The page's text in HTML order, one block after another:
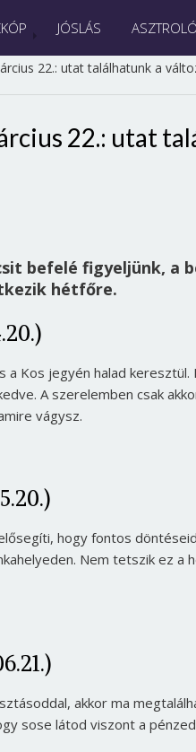
JÓSLÁS
22.: utat találhatunk a
22.: utat
befelé figyeljünk, a
hétfőre.
a Kos jegyén halad
A szerelemben csak
vágysz.
hogy fontos
Nem tetszik ez
akkor ma
sose látod viszont a